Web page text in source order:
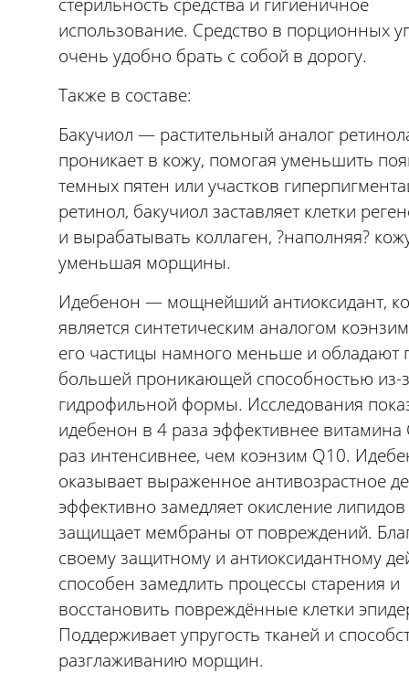
использование. Средство в порционных
очень удобно брать с собой в дорогу.
Также в составе:
Бакучиол — растительный аналог
проникает в кожу, помогая уменьшить
темных пятен или участков
ретинол, бакучиол заставляет клетки
и вырабатывать коллаген, ?наполняя?
уменьшая морщины.
Идебенон — мощнейший антиоксидант,
является синтетическим аналогом
его частицы намного меньше и обладают
большей проникающей способностью из-
гидрофильной формы. Исследования
идебенон в 4 раза эффективнее витамина
раз интенсивнее, чем коэнзим Q10.
оказывает выраженное антивозрастное
эффективно замедляет окисление
защищает мембраны от повреждений.
своему защитному и антиоксидантному
способен замедлить процессы старения и
восстановить повреждённые клетки
Поддерживает упругость тканей и
разглаживанию морщин.